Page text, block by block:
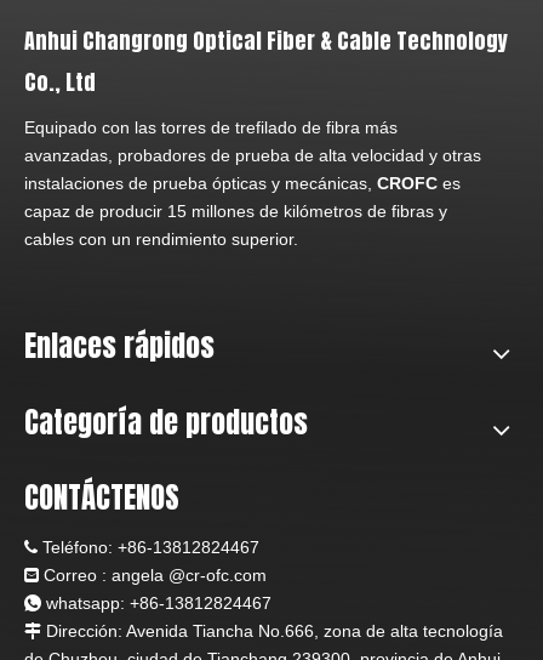
Anhui Changrong Optical Fiber & Cable Technology
Co., Ltd
Equipado con las torres de trefilado de fibra más
avanzadas, probadores de prueba de alta velocidad y otras
instalaciones de prueba ópticas y mecánicas, CROFC es
capaz de producir 15 millones de kilómetros de fibras y
cables con un rendimiento superior.
Enlaces rápidos
Categoría de productos
CONTÁCTENOS
 Teléfono: +86-13812824467
 Correo : angela @cr-ofc.com
 whatsapp: +86-13812824467
 Dirección: Avenida Tiancha No.666, zona de alta tecnología